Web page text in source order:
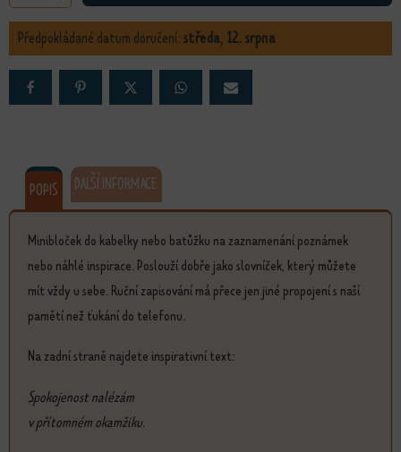
Předpokládané datum doručení:středa, 12. srpna
POPIS DALŠÍ INFORMACE
Minibloček do kabelky nebo batůžku na zaznamenání poznámek
nebo náhlé inspirace. Poslouží dobře jako slovníček, který můžete
mít vždy u sebe. Ruční zapisování má přece jen jiné propojení s naší
pamětí než ťukání do telefonu.
Na zadní straně najdete inspirativní text:
Spokojenost nalézám
v přítomném okamžiku.